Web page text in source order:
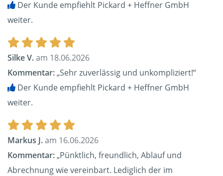
Der Kunde empfiehlt Pickard + Heffner GmbH
weiter.
Silke V.am 18.06.2026
Kommentar:„Sehr zuverlässig und unkompliziert!“
Der Kunde empfiehlt Pickard + Heffner GmbH
weiter.
Markus J.am 16.06.2026
Kommentar:„Pünktlich, freundlich, Ablauf und
Abrechnung wie vereinbart. Lediglich der im